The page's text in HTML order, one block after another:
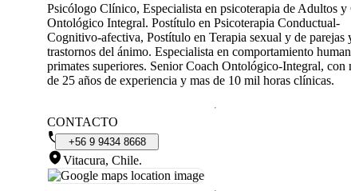
Psicólogo Clínico, Especialista en psicoterapia de Adultos y
Ontológico Integral. Postítulo en Psicoterapia Conductual-
Cognitivo-afectiva, Postítulo en Terapia sexual y de parejas
trastornos del ánimo. Especialista en comportamiento
primates superiores. Senior Coach Ontológico-Integral, con
de 25 años de experiencia y mas de 10 mil horas clínicas.
CONTACTO
+56 9 9434 8668
Vitacura, Chile.